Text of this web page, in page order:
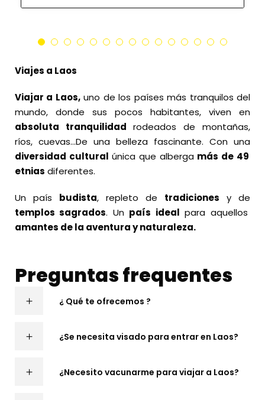
Viajes a Laos
Viajar a Laos,uno de los países más tranquilos del
mundo, donde sus pocos habitantes, viven en
absoluta tranquilidad rodeados de montañas,
ríos, cuevas…De una belleza fascinante. Con una
diversidad cultural única que alberga más de 49
etnias diferentes.
Un país budista, repleto de tradiciones y de
templos sagrados. Un país ideal para aquellos
amantes de la aventura y naturaleza.
Preguntas frequentes
¿ Qué te ofrecemos ?
¿Se necesita visado para entrar en Laos?
¿Necesito vacunarme para viajar a Laos?